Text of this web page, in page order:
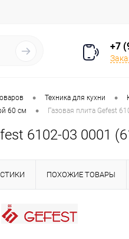
+7
• Техника для кухни •
60 см • Газовая плита Gefest
6102-03 0001
ПОХОЖИЕ ТОВАРЫ